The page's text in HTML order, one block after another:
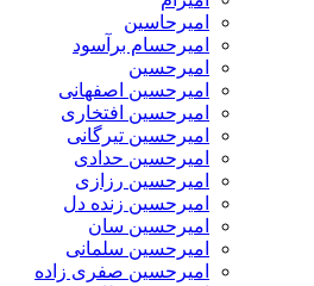
امیرحاسین
امیرحسام برآسود
امیرحسین
امیرحسین اصفهانی
امیرحسین افتخاری
امیرحسین تیرگانی
امیرحسین حدادی
امیرحسین رزازی
امیرحسین زنده دل
امیرحسین سان
امیرحسین سلمانی
امیرحسین صفری زاده